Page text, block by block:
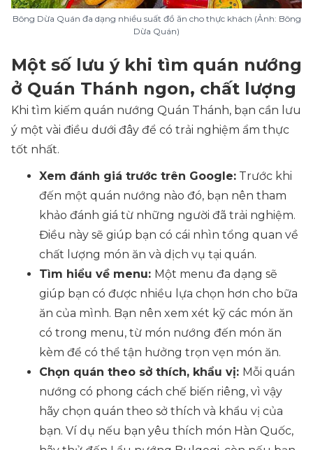
Bông Dừa Quán đa dạng nhiều suất đồ ăn cho thực khách (Ảnh: Bông
Dừa Quán)
Một số lưu ý khi tìm quán nướng
ở Quán Thánh ngon, chất lượng
Khi tìm kiếm quán nướng Quán Thánh, bạn cần lưu
ý một vài điều dưới đây để có trải nghiệm ẩm thực
tốt nhất.
Xem đánh giá trước trên Google: Trước khi
đến một quán nướng nào đó, bạn nên tham
khảo đánh giá từ những người đã trải nghiệm.
Điều này sẽ giúp bạn có cái nhìn tổng quan về
chất lượng món ăn và dịch vụ tại quán.
Tìm hiểu về menu: Một menu đa dạng sẽ
giúp bạn có được nhiều lựa chọn hơn cho bữa
ăn của mình. Bạn nên xem xét kỹ các món ăn
có trong menu, từ món nướng đến món ăn
kèm để có thể tận hưởng trọn vẹn món ăn.
Chọn quán theo sở thích, khẩu vị: Mỗi quán
nướng có phong cách chế biến riêng, vì vậy
hãy chọn quán theo sở thích và khẩu vị của
bạn. Ví dụ nếu bạn yêu thích món Hàn Quốc,